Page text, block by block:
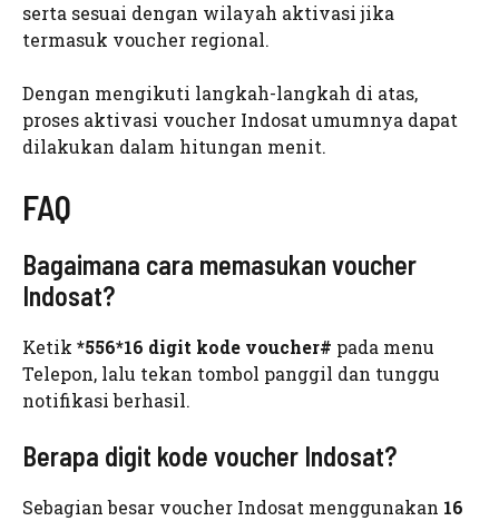
serta sesuai dengan wilayah aktivasi jika
termasuk voucher regional.
Dengan mengikuti langkah-langkah di atas,
proses aktivasi voucher Indosat umumnya dapat
dilakukan dalam hitungan menit.
FAQ
Bagaimana cara memasukan voucher
Indosat?
Ketik *556*16 digit kode voucher# pada menu
Telepon, lalu tekan tombol panggil dan tunggu
notifikasi berhasil.
Berapa digit kode voucher Indosat?
Sebagian besar voucher Indosat menggunakan 16